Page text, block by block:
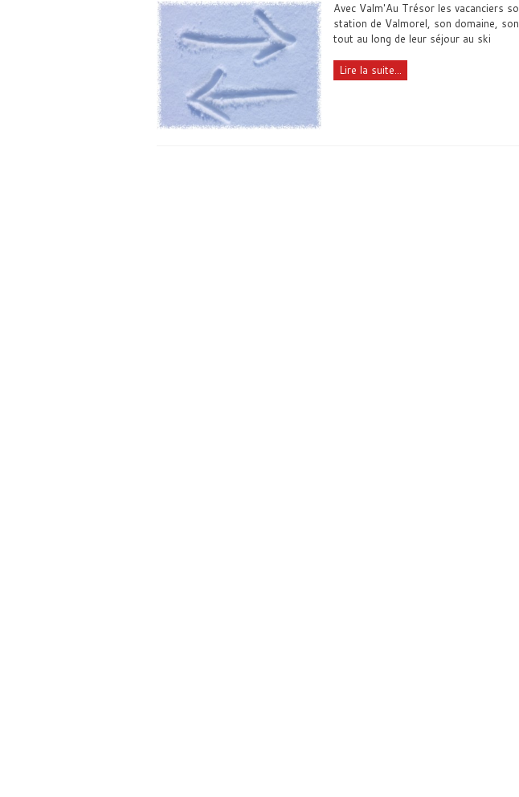
Avec Valm'Au Trésor les vacanciers
station de Valmorel, son domaine,
tout au long de leur séjour au ski
Lire la suite...